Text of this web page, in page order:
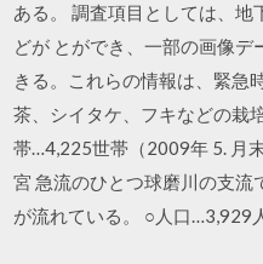
ある。 調査項目としては、
どが とができ、一部の画像
きる。これらの情報は、緊急
茶、シイタケ、フキなどの栽
帯…4,225世帯（2009年 5. 月
宮 急流のひとつ球磨川の支流
が流れている。 ○人口…3,929